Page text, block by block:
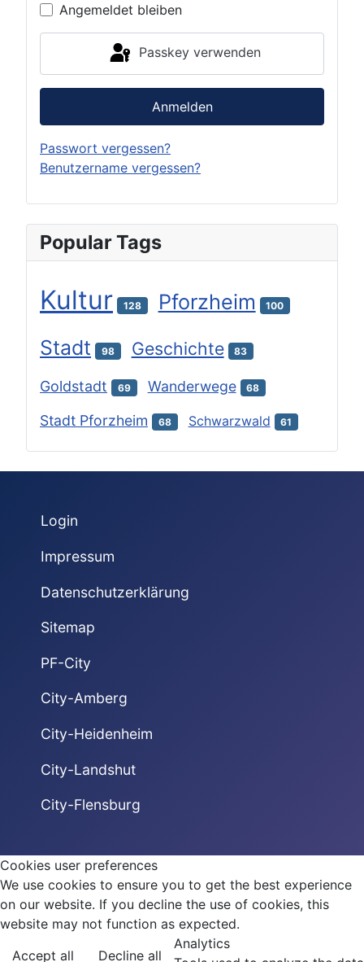
Angemeldet bleiben
Passkey verwenden
Anmelden
Passwort vergessen?
Benutzername vergessen?
Popular Tags
Kultur 128 Pforzheim 100
Stadt 98 Geschichte 83
Goldstadt 69 Wanderwege 68
Stadt Pforzheim 68 Schwarzwald 61
Login
Impressum
Datenschutzerklärung
Sitemap
PF-City
City-Amberg
City-Heidenheim
City-Landshut
City-Flensburg
Cookies user preferences
We use cookies to ensure you to get the best experience
on our website. If you decline the use of cookies, this
website may not function as expected.
Accept all
Decline all
Analytics